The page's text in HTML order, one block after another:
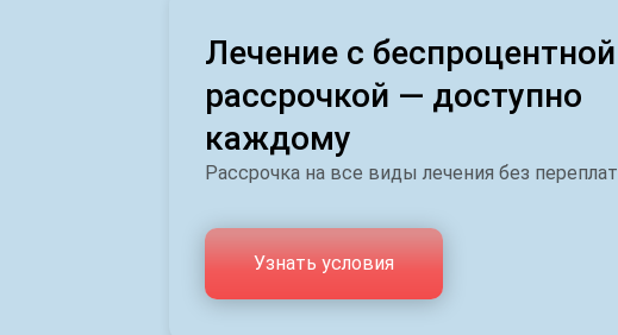
Лечение с беспроцентной
рассрочкой — доступно
каждому
Рассрочка на все виды лечения без переплат
Узнать условия